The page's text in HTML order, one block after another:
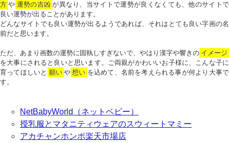
方 や 運勢の吉凶 が異なり、当サイトで運勢が良くなくても、他のサイトで
良い運勢が出ることがあります。
どんなサイトでも良い運勢が出るようであれば、それはとても良い字画の名
前だと思います。
ただ、あまり画数の運勢に固執しすぎないで、やはり漢字や響きの イメージ
を大事にされると良いと思います。ご両親がかわいいお子様に、こんな子に
育ってほしいと 願い や 想い を込めて、名前を考えられる事が何より大事で
す。
NetBabyWorld（ネットベビー）
授乳服とマタニティウェアのスウィートマミー
アカチャンホンポ楽天市場店